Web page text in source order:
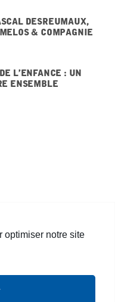
optimiser notre site
desreumaux,
& compagnie
l’enfance : un
ensemble